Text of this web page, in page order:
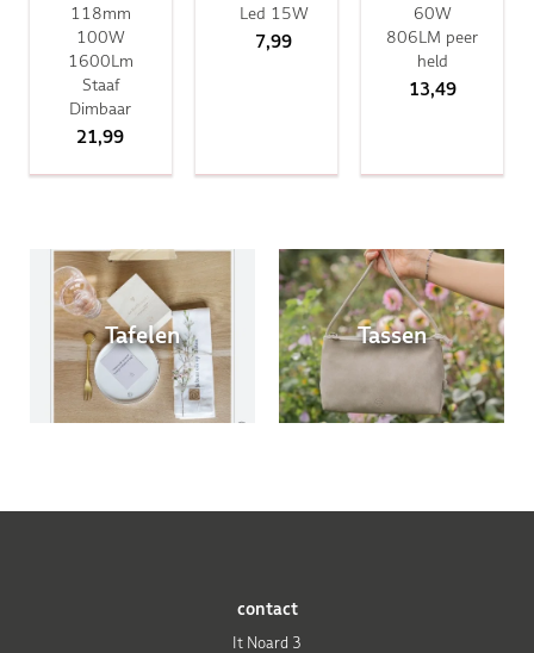
118mm
100W
1600Lm
Staaf
Dimbaar
21,99
Led 15W
7,99
60W
806LM peer
held
13,49
Tafelen Tassen
contact
It Noard 3